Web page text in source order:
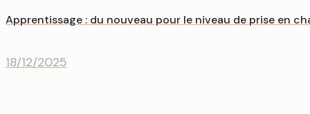
Apprentissage : du nouveau pour le niveau de prise en
18/12/2025